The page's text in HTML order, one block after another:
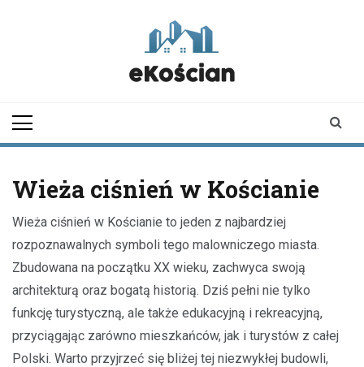
Wieża ciśnień w Kościanie
Wieża ciśnień w Kościanie to jeden z najbardziej
rozpoznawalnych symboli tego malowniczego miasta.
Zbudowana na początku XX wieku, zachwyca swoją
architekturą oraz bogatą historią. Dziś pełni nie tylko
funkcję turystyczną, ale także edukacyjną i rekreacyjną,
przyciągając zarówno mieszkańców, jak i turystów z całej
Polski. Warto przyjrzeć się bliżej tej niezwykłej budowli,